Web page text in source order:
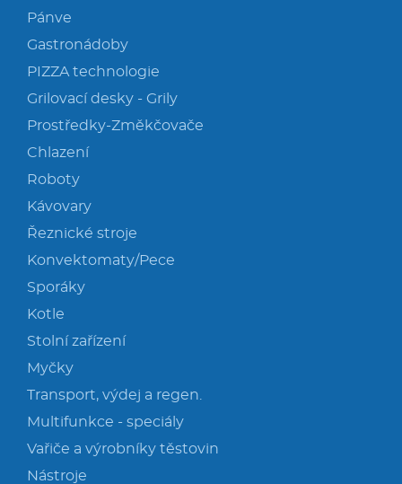
Pánve
Gastronádoby
PIZZA technologie
Grilovací desky - Grily
Prostředky-Změkčovače
Chlazení
Roboty
Kávovary
Řeznické stroje
Konvektomaty/Pece
Sporáky
Kotle
Stolní zařízení
Myčky
Transport, výdej a regen.
Multifunkce - speciály
Vařiče a výrobníky těstovin
Nástroje